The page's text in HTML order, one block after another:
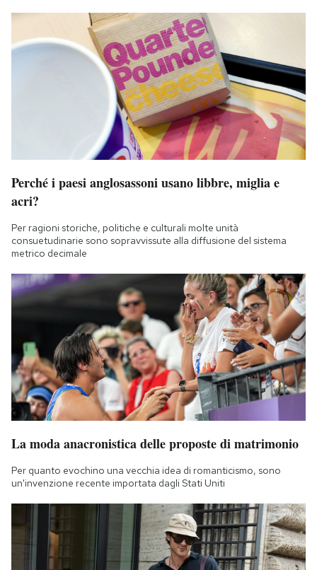
Perché i paesi anglosassoni usano libbre, miglia e
acri?
Per ragioni storiche, politiche e culturali molte unità
consuetudinarie sono sopravvissute alla diffusione del sistema
metrico decimale
La moda anacronistica delle proposte di matrimonio
Per quanto evochino una vecchia idea di romanticismo, sono
un'invenzione recente importata dagli Stati Uniti